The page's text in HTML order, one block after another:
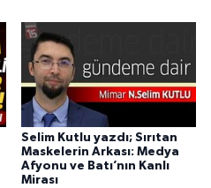
Selim Kutlu yazdı; Sırıtan
Maskelerin Arkası: Medya
Afyonu ve Batı’nın Kanlı
Mirası